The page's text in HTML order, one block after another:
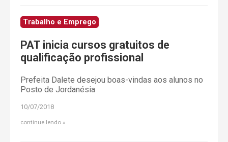
Trabalho e Emprego
PAT inicia cursos gratuitos de
qualificação profissional
Prefeita Dalete desejou boas-vindas aos alunos no
Posto de Jordanésia
10/07/2018
continue lendo